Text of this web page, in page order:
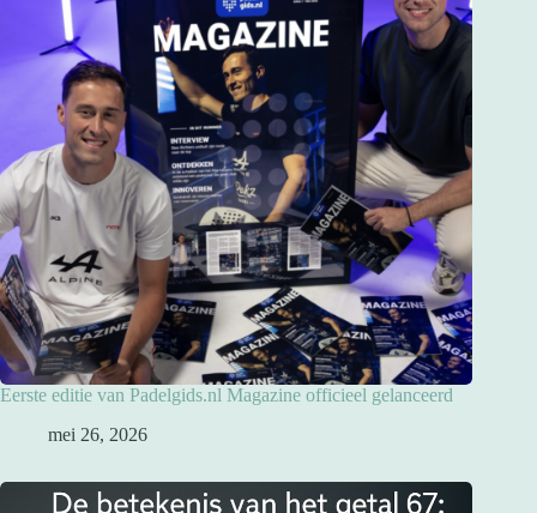
Eerste editie van Padelgids.nl Magazine officieel gelanceerd
mei 26, 2026